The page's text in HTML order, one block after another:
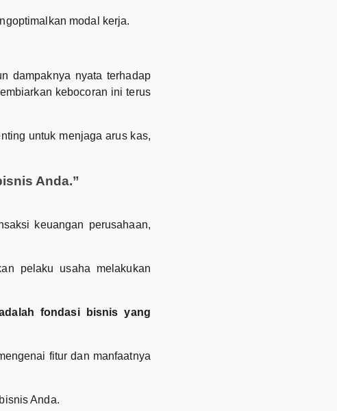
modal kerja.
dampaknya nyata terhadap
kebocoran ini terus
untuk menjaga arus kas,
Anda.”
keuangan perusahaan,
pelaku usaha melakukan
fondasi bisnis yang
fitur dan manfaatnya
Anda.